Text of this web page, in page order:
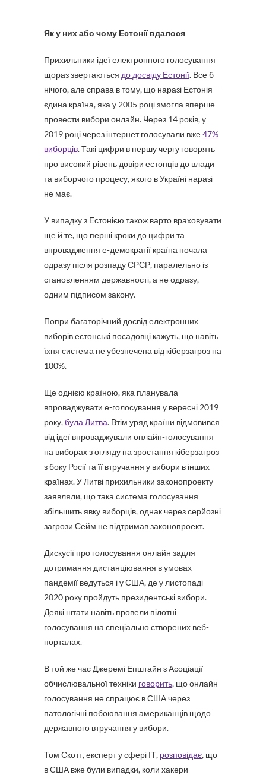
Як у них або чому Естонії вдалося
Прихильники ідеї електронного голосування
щораз звертаються до досвіду Естонії. Все б
нічого, але справа в тому, що наразі Естонія —
єдина країна, яка у 2005 році змогла вперше
провести вибори онлайн. Через 14 років, у
2019 році через інтернет голосували вже47%
виборців. Такі цифри в першу чергу говорять
про високий рівень довіри естонців до влади
та виборчого процесу, якого в Україні наразі
не має.
У випадку з Естонією також варто враховувати
ще й те, що перші кроки до цифри та
впровадження е-демократії країна почала
одразу після розпаду СРСР, паралельно із
становленням державності, а не одразу,
одним підписом закону.
Попри багаторічний досвід електронних
виборів естонські посадовці кажуть, що навіть
їхня система не убезпечена від кіберзагроз на
100%.
Ще однією країною, яка планувала
впроваджувати е-голосування у вересні 2019
року,була Литва. Втім уряд країни відмовився
від ідеї впроваджували онлайн-голосування
на виборах з огляду на зростання кіберзагроз
з боку Росії та її втручання у вибори в інших
країнах. У Литві прихильники законопроекту
заявляли, що така система голосування
збільшить явку виборців, однак через серйозні
загрози Сейм не підтримав законопроект.
Дискусії про голосування онлайн задля
дотримання дистанціювання в умовах
пандемії ведуться і у США, де у листопаді
2020 року пройдуть президентські вибори.
Деякі штати навіть провели пілотні
голосування на спеціально створених веб-
порталах.
В той же час Джеремі Епштайн з Асоціації
обчислювальної техніки говорить, що онлайн
голосування не спрацює в США через
патологічні побоювання американців щодо
державного втручання у вибори.
Том Скотт, експерт у сфері ІТ, розповідає, що
в США вже були випадки, коли хакери